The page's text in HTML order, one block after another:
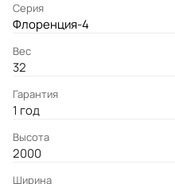
Серия
Флоренция-4
Вес
32
Гарантия
1 год
Высота
2000
Ширина